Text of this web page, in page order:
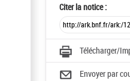
Citerla notice :
Télécharger/
Envoyer par